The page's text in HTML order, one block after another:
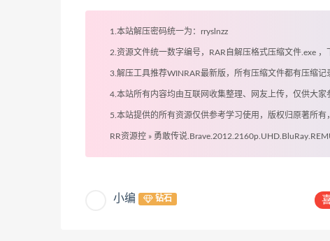
1.本站解压密码统一为：rryslnzz
2.资源文件统一数字编号，RAR自解压格式压缩文件.exe
3.解压工具推荐WINRAR最新版，所有压缩文件都有压缩
4.本站所有内容均由互联网收集整理、网友上传，仅供大家
5.本站提供的所有资源仅供参考学习使用，版权归原著所有
RR资源控 » 勇敢传说
小编 钻石